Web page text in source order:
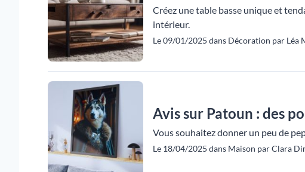
Créez une table basse unique et
intérieur.
Le 09/01/2025 dans Décoration par Léa
Avis sur Patoun : des
Vous souhaitez donner un peu de
Le 18/04/2025 dans Maison par Clara